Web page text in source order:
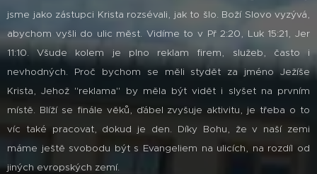
jsme jako zástupci Krista rozsévali, jak to šlo. Boží Slovo vyzývá,
abychom vyšli do ulic měst. Vidíme to v Př 2:20, Luk 15:21, Jer
11:10. Všude kolem je plno reklam firem, služeb, často i
nevhodných. Proč bychom se měli stydět za jméno Ježíše
Krista, Jehož "reklama" by měla být vidět i slyšet na prvním
místě. Blíží se finále věků, ďábel zvyšuje aktivitu, je třeba o to
víc také pracovat, dokud je den. Díky Bohu, že v naší zemi
máme ještě svobodu být s Evangeliem na ulicích, na rozdíl od
jiných evropských zemí.